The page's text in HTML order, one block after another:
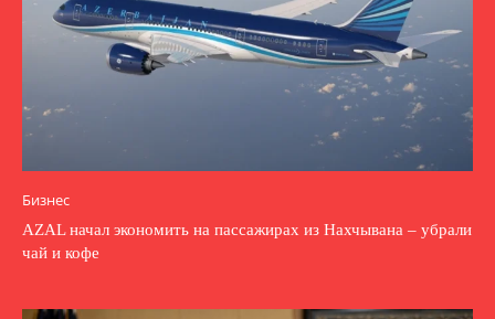
Бизнес
AZAL начал экономить на пассажирах из Нахчывана – убрали
чай и кофе